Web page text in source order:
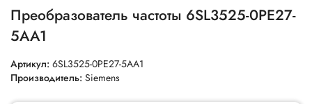
Преобразователь частоты 6SL3525-0PE27-
5AA1
Артикул: 6SL3525-0PE27-5AA1
Производитель: Siemens